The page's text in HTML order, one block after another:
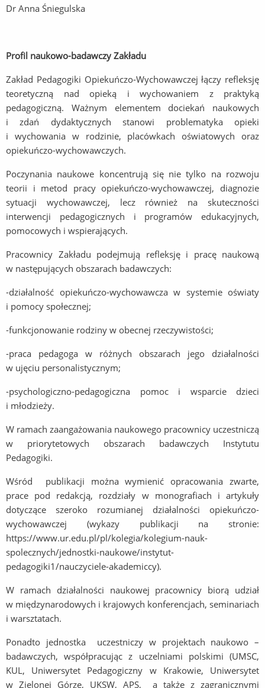
Dr Anna Śniegulska
Profil naukowo-badawczy Zakładu
Zakład Pedagogiki Opiekuńczo-Wychowawczej łączy refleksję
teoretyczną nad opieką i wychowaniem z praktyką
pedagogiczną. Ważnym elementem dociekań naukowych
i zdań dydaktycznych stanowi problematyka opieki
i wychowania w rodzinie, placówkach oświatowych oraz
opiekuńczo-wychowawczych.
Poczynania naukowe koncentrują się nie tylko na rozwoju
teorii i metod pracy opiekuńczo-wychowawczej, diagnozie
sytuacji wychowawczej, lecz również na skuteczności
interwencji pedagogicznych i programów edukacyjnych,
pomocowych i wspierających.
Pracownicy Zakładu podejmują refleksję i pracę naukową
w następujących obszarach badawczych:
-działalność opiekuńczo-wychowawcza w systemie oświaty
i pomocy społecznej;
-funkcjonowanie rodziny w obecnej rzeczywistości;
-praca pedagoga w różnych obszarach jego działalności
w ujęciu personalistycznym;
-psychologiczno-pedagogiczna pomoc i wsparcie dzieci
i młodzieży.
W ramach zaangażowania naukowego pracownicy uczestniczą
w priorytetowych obszarach badawczych Instytutu
Pedagogiki.
Wśród publikacji można wymienić opracowania zwarte,
prace pod redakcją, rozdziały w monografiach i artykuły
dotyczące szeroko rozumianej działalności opiekuńczo-
wychowawczej (wykazy publikacji na stronie:
https://www.ur.edu.pl/pl/kolegia/kolegium-nauk-
spolecznych/jednostki-naukowe/instytut-
pedagogiki1/nauczyciele-akademiccy).
W ramach działalności naukowej pracownicy biorą udział
w międzynarodowych i krajowych konferencjach, seminariach
i warsztatach.
Ponadto jednostka uczestniczy w projektach naukowo –
badawczych, współpracując z uczelniami polskimi (UMSC,
KUL, Uniwersytet Pedagogiczny w Krakowie, Uniwersytet
w Zielonej Górze, UKSW, APS, a także z zagranicznymi